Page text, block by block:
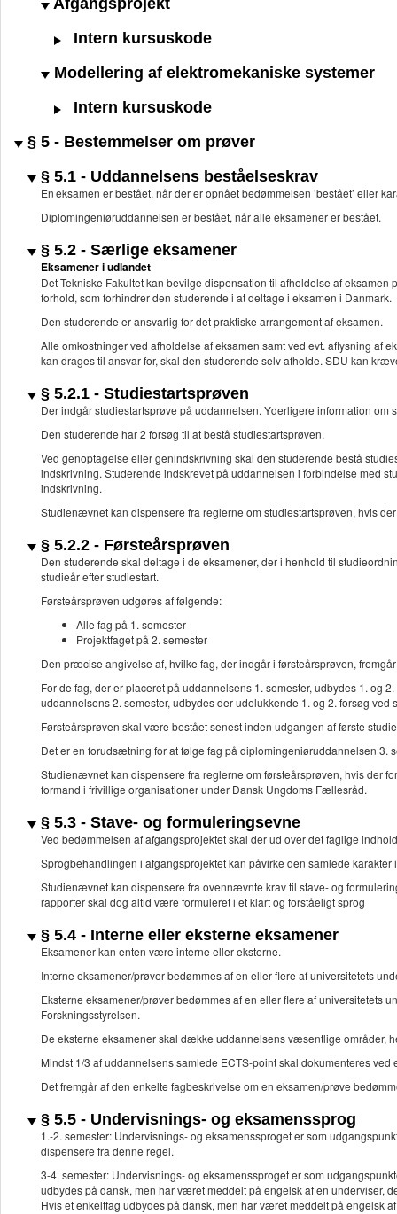
Afgangsprojekt
Intern kursuskode
Modellering af elektromekaniske systemer
Intern kursuskode
§ 5 - Bestemmelser om prøver
§ 5.1 - Uddannelsens beståelseskrav
En eksamen er bestået, når der er opnået bedømmelsen ’bestået’ eller
Diplomingeniøruddannelsen er bestået, når alle eksamener er bestået.
§ 5.2 - Særlige eksamener
Eksamener i udlandet
Det Tekniske Fakultet kan bevilge dispensation til afholdelse af
forhold, som forhindrer den studerende i at deltage i eksamen i Danmark.
Den studerende er ansvarlig for det praktiske arrangement af eksamen.
Alle omkostninger ved afholdelse af eksamen samt ved evt. aflysning af
kan drages til ansvar for, skal den studerende selv afholde. SDU kan
§ 5.2.1 - Studiestartsprøven
Der indgår studiestartsprøve på uddannelsen. Yderligere information
Den studerende har 2 forsøg til at bestå studiestartsprøven.
Ved genoptagelse eller genindskrivning skal den studerende bestå
indskrivning. Studerende indskrevet på uddannelsen i forbindelse med
indskrivning.
Studienævnet kan dispensere fra reglerne om studiestartsprøven, hvis
§ 5.2.2 - Førsteårsprøven
Den studerende skal deltage i de eksamener, der i henhold til
studieår efter studiestart.
Førsteårsprøven udgøres af følgende:
Alle fag på 1. semester
Projektfaget på 2. semester
Den præcise angivelse af, hvilke fag, der indgår i førsteårsprøven,
For de fag, der er placeret på uddannelsens 1. semester, udbydes 1. og
uddannelsens 2. semester, udbydes der udelukkende 1. og 2. forsøg
Førsteårsprøven skal være bestået senest inden udgangen af første
Det er en forudsætning for at følge fag på diplomingeniøruddannelsen 3.
Studienævnet kan dispensere fra reglerne om førsteårsprøven, hvis
formand i frivillige organisationer under Dansk Ungdoms Fællesråd.
§ 5.3 - Stave- og formuleringsevne
Ved bedømmelsen af afgangsprojektet skal der ud over det faglige
Sprogbehandlingen i afgangsprojektet kan påvirke den samlede
Studienævnet kan dispensere fra ovennævnte krav til stave- og
rapporter skal dog altid være formuleret i et klart og forståeligt sprog
§ 5.4 - Interne eller eksterne eksamener
Eksamener kan enten være interne eller eksterne.
Interne eksamener/prøver bedømmes af en eller flere af universitetets
Eksterne eksamener/prøver bedømmes af en eller flere af universitetets
Forskningsstyrelsen.
De eksterne eksamener skal dække uddannelsens væsentlige områder,
Mindst 1/3 af uddannelsens samlede ECTS-point skal dokumenteres
Det fremgår af den enkelte fagbeskrivelse om en eksamen/prøve
§ 5.5 - Undervisnings- og eksamenssprog
1.-2. semester: Undervisnings- og eksamenssproget er som
dispensere fra denne regel.
3-4. semester: Undervisnings- og eksamenssproget er som
udbydes på dansk, men har været meddelt på engelsk af en underviser,
Hvis et enkeltfag udbydes på dansk, men har været meddelt på engelsk